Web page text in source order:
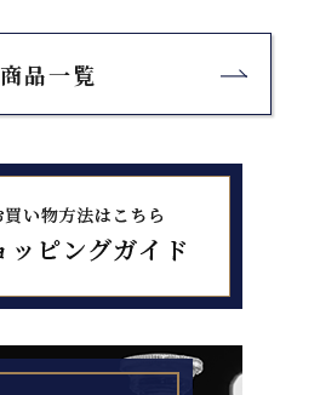
商品一覧